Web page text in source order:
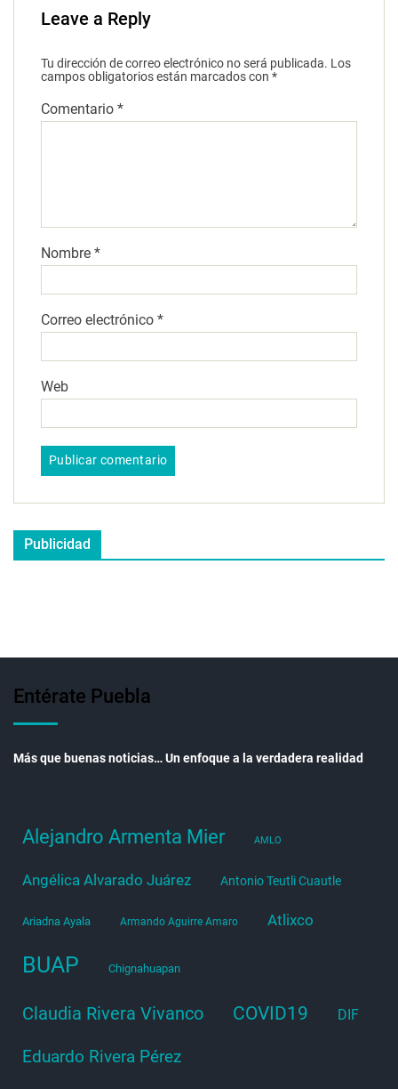
Leave a Reply
Tu dirección de correo electrónico no será publicada. Los
campos obligatorios están marcados con *
Comentario *
Nombre *
Correo electrónico *
Web
Publicidad
Entérate Puebla
Más que buenas noticias… Un enfoque a la verdadera realidad
Alejandro Armenta Mier AMLO
Angélica Alvarado Juárez Antonio Teutli Cuautle
Ariadna Ayala Armando Aguirre Amaro Atlixco
BUAP Chignahuapan
Claudia Rivera Vivanco COVID19 DIF
Eduardo Rivera Pérez